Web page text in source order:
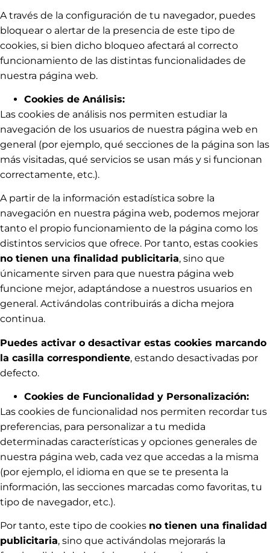
A través de la configuración de tu navegador, puedes
bloquear o alertar de la presencia de este tipo de
cookies, si bien dicho bloqueo afectará al correcto
funcionamiento de las distintas funcionalidades de
nuestra página web.
Cookies de Análisis:
Las cookies de análisis nos permiten estudiar la
navegación de los usuarios de nuestra página web en
general (por ejemplo, qué secciones de la página son las
más visitadas, qué servicios se usan más y si funcionan
correctamente, etc.).
A partir de la información estadística sobre la
navegación en nuestra página web, podemos mejorar
tanto el propio funcionamiento de la página como los
distintos servicios que ofrece. Por tanto, estas cookies
no tienen una finalidad publicitaria, sino que
únicamente sirven para que nuestra página web
funcione mejor, adaptándose a nuestros usuarios en
general. Activándolas contribuirás a dicha mejora
continua.
Puedes activar o desactivar estas cookies marcando
la casilla correspondiente, estando desactivadas por
defecto.
Cookies de Funcionalidad y Personalización:
Las cookies de funcionalidad nos permiten recordar tus
preferencias, para personalizar a tu medida
determinadas características y opciones generales de
nuestra página web, cada vez que accedas a la misma
(por ejemplo, el idioma en que se te presenta la
información, las secciones marcadas como favoritas, tu
tipo de navegador, etc.).
Por tanto, este tipo de cookies no tienen una finalidad
publicitaria, sino que activándolas mejorarás la